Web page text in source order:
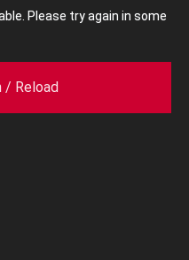
Please try again in some
/ Reload